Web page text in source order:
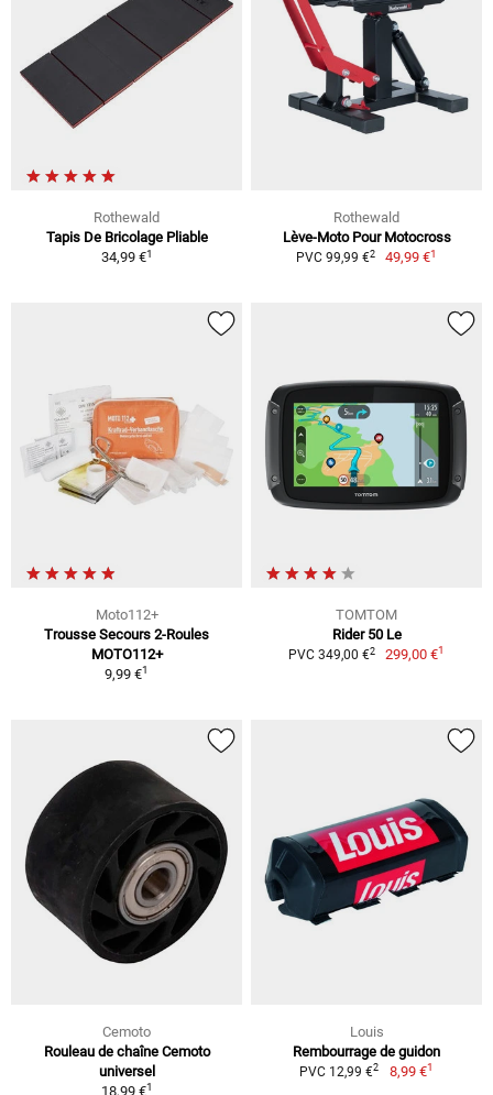
Rothewald
Tapis De Bricolage Pliable
34,99 €1
Rothewald
Lève-Moto Pour Motocross
PVC 99,99 €2 49,99 €1
Moto112+
Trousse Secours 2-Roules
MOTO112+
9,99 €1
TOMTOM
Rider 50 Le
PVC 349,00 €2 299,00 €1
Cemoto
Rouleau de chaîne Cemoto
universel
18,99 €1
Louis
Rembourrage de guidon
PVC 12,99 €2 8,99 €1